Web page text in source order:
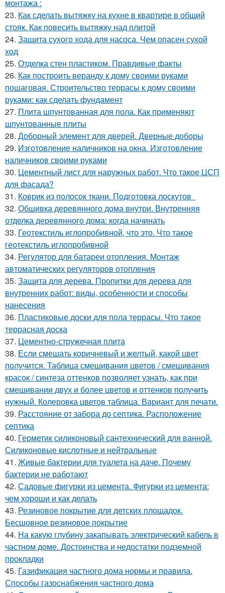
монтажа :
23. Как сделать вытяжку на кухне в квартире в общий
стояк. Как повесить вытяжку над плитой
24. Защита сухого хода для насоса. Чем опасен сухой
ход
25. Отделка стен пластиком. Правдивые факты
26. Как построить веранду к дому своими руками
пошаговая. Строительство террасы к дому своими
руками: как сделать фундамент
27. Плита шпунтованная для пола. Как применяют
шпунтованные плиты
28. Доборный элемент для дверей. Дверные доборы
29. Изготовление наличников на окна. Изготовление
наличников своими руками
30. Цементный лист для наружных работ. Что такое ЦСП
для фасада?
31. Коврик из полосок ткани. Подготовка лоскутов
32. Обшивка деревянного дома внутри. Внутренняя
отделка деревянного дома: когда начинать
33. Геотекстиль иглопробивной, что это. Что такое
геотекстиль иглопробивной
34. Регулятор для батареи отопления. Монтаж
автоматических регуляторов отопления
35. Защита для дерева. Пропитки для дерева для
внутренних работ: виды, особенности и способы
нанесения
36. Пластиковые доски для пола террасы. Что такое
террасная доска
37. Цементно-стружечная плита
38. Если смешать коричневый и желтый, какой цвет
получится. Таблица смешивания цветов / смешивания
красок / синтеза оттенков позволяет узнать, как при
смешивании двух и более цветов и оттенков получить
нужный. Колеровка цветов таблица. Вариант для печати.
39. Расстояние от забора до септика. Расположение
септика
40. Герметик силиконовый сантехнический для ванной.
Силиконовые кислотные и нейтральные
41. Живые бактерии для туалета на даче. Почему
бактерии не работают
42. Садовые фигурки из цемента. Фигурки из цемента:
чем хороши и как делать
43. Резиновое покрытие для детских площадок.
Бесшовное резиновое покрытие
44. На какую глубину закапывать электрический кабель в
частном доме. Достоинства и недостатки подземной
прокладки
45. Газификация частного дома нормы и правила.
Способы газоснабжения частного дома